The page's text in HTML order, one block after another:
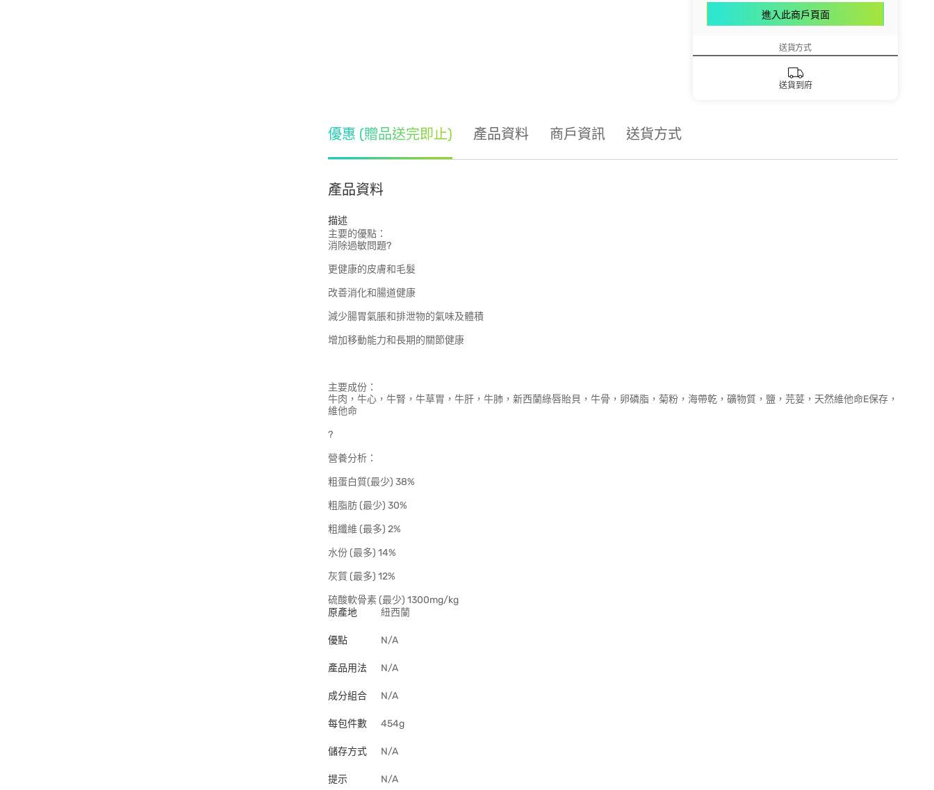
進入此商戶頁面
送貨方式
送貨到府
優惠 (贈品送完即止) 產品資料 商戶資訊 送貨方式
產品資料
描述
主要的優點：
消除過敏問題?
更健康的皮膚和毛髮
改善消化和腸道健康
減少腸胃氣脹和排泄物的氣味及體積
增加移動能力和長期的關節健康
主要成份：
牛肉，牛心，牛腎，牛草胃，牛肝，牛肺，新西蘭綠唇貽貝，牛骨，卵磷脂，菊粉，海帶乾，礦物質，鹽，芫荽，天然維他命E保存，
維他命
?
營養分析：
粗蛋白質(最少) 38%
粗脂肪 (最少) 30%
粗纖維 (最多) 2%
水份 (最多) 14%
灰質 (最多) 12%
硫酸軟骨素 (最少) 1300mg/kg
原產地
紐西蘭
優點 N/A
產品用法 N/A
成分組合 N/A
每包件數 454g
儲存方式 N/A
提示 N/A